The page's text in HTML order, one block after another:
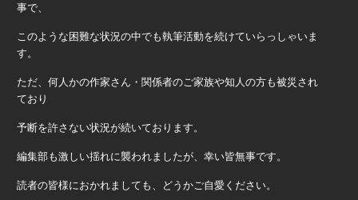
事で、
このような困難な状況の中でも執筆活動を続けていらっしゃいま
す。
ただ、何人かの作家さん・関係者のご家族や知人の方も被災され
ており
予断を許さない状況が続いております。
編集部も激しい揺れに襲われましたが、幸い皆無事です。
読者の皆様におかれましても、どうかご自愛ください。